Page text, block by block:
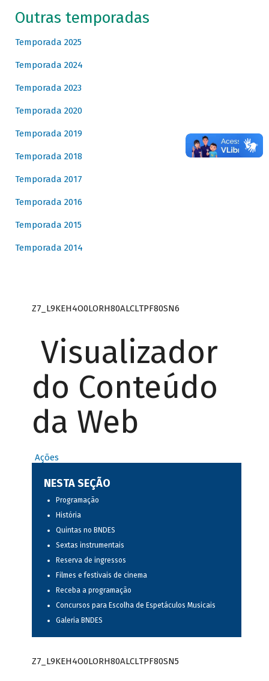
Outras temporadas
Temporada 2025
Temporada 2024
Temporada 2023
Temporada 2020
Temporada 2019
Temporada 2018
Temporada 2017
Temporada 2016
Temporada 2015
Temporada 2014
Z7_L9KEH4O0LORH80ALCLTPF80SN6
Visualizador
do Conteúdo
da Web
Ações
NESTA SEÇÃO
Programação
História
Quintas no BNDES
Sextas instrumentais
Reserva de ingressos
Filmes e festivais de cinema
Receba a programação
Concursos para Escolha de Espetáculos Musicais
Galeria BNDES
Z7_L9KEH4O0LORH80ALCLTPF80SN5